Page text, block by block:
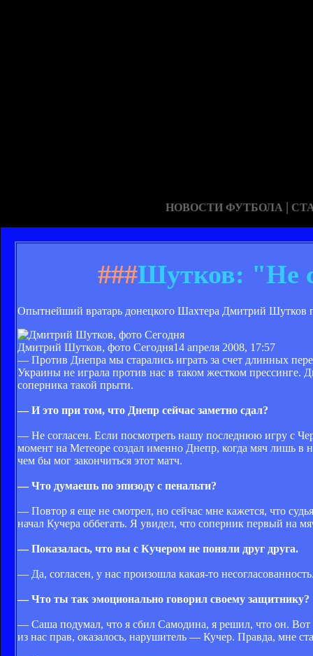
НОВОСТИ ФУТБОЛА |
###Шутков: "Не
Опытнейший вратарь донецкого Шахтера Дмитрий Шутков
Дмитрий Шутков, фото Сегодня14 апреля 2008, 17:57
— Против Днепра мы старались играть за счет длинных
Украины не играла против нас в таком жестком
соперника такой прыти.
— И это при том, что Днепр сейчас заметно сдал?
— Не согласен. Если посмотреть нашу последнюю игру с
момент на Метеоре создал именно Днепр, когда мяч лишь в
чем бы мог закончиться этот матч.
— Что думаешь по эпизоду с пенальти?
— Повтор я еще не смотрел, но сейчас мне кажется, что
начал Кучера оббегать. Я увидел, что соперник первый
— Показалась, что вы с Кучером не поняли друг друга.
— Да, согласен, у нас произошла какая-то
— Что ты так эмоционально говорил своему защитнику?
— Саша подумал, что я сбил Самодина, я решил, что он.
из нас прав, оказалось, нарушитель — Кучер. Правда, мне